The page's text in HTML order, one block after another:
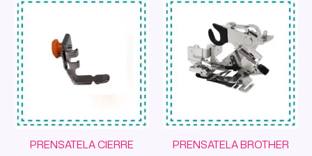
PRENSATELA CIERRE
PRENSATELA BROTHER